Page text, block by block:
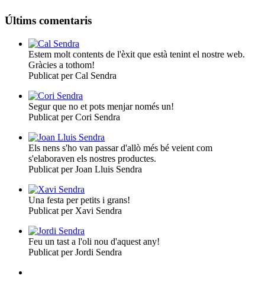
Últims comentaris
Estem molt contents de l'èxit que està tenint el nostre web.
Gràcies a tothom!
Publicat per Cal Sendra
Segur que no et pots menjar només un!
Publicat per Cori Sendra
Els nens s'ho van passar d'allò més bé veient com
s'elaboraven els nostres productes.
Publicat per Joan Lluis Sendra
Una festa per petits i grans!
Publicat per Xavi Sendra
Feu un tast a l'oli nou d'aquest any!
Publicat per Jordi Sendra